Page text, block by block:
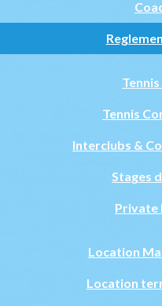
Tennis
Interclubs &
Stages
Private
Location
Location